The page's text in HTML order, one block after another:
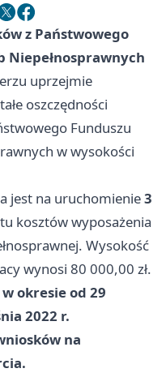
z Państwowego
Niepełnosprawnych
uprzejmie
oszczędności
Funduszu
w wysokości
jest na uruchomienie3
kosztów wyposażenia
Wysokość
wynosi 80 000,00 zł.
okresie od 29
2022 r.
na